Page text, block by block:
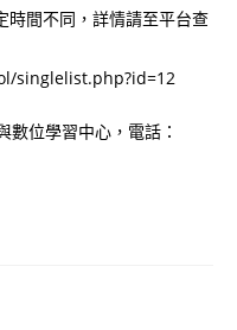
時間不同，詳情請至平台查
singlelist.php?id=12
數位學習中心，電話：